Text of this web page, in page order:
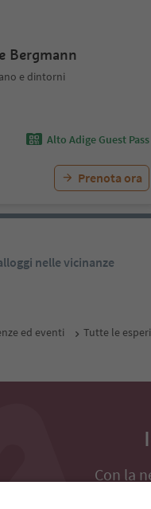
Bergmann
e dintorni
Alto Adige Guest Pass
Prenota ora
nelle vicinanze
ed eventi Tutte le
Con la